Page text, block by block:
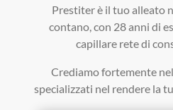
Prestiter è il tuo alleato
contano, con 28 anni di
capillare rete di
Crediamo fortemente
specializzati nel rendere la